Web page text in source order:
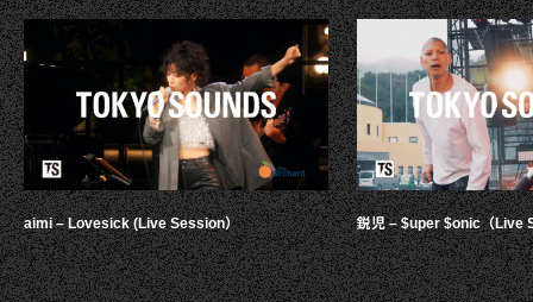
aimi – Lovesick (Live Session） 鋭児 – $uper $onic（Live